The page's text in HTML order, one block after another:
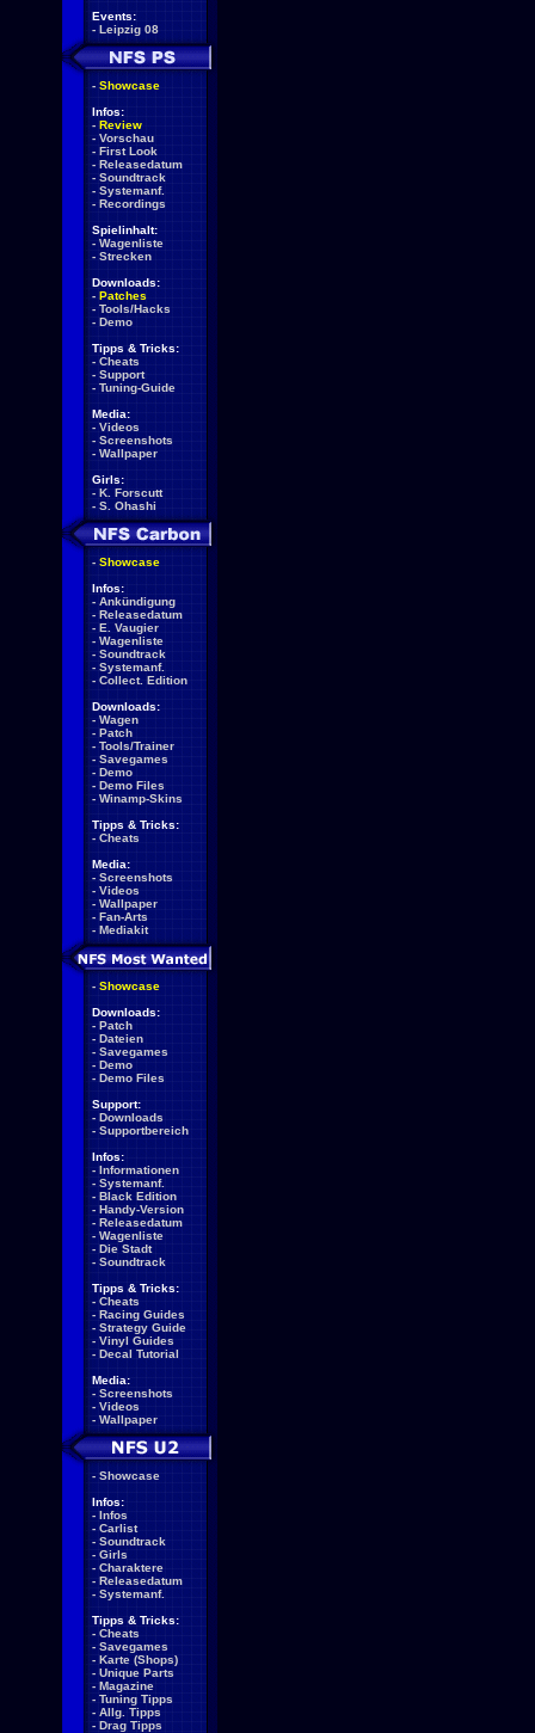
Events:
- Leipzig 08
- Showcase
Infos:
- Review
- Vorschau
- First Look
- Releasedatum
- Soundtrack
- Systemanf.
- Recordings
Spielinhalt:
- Wagenliste
- Strecken
Downloads:
- Patches
- Tools/Hacks
- Demo
Tipps & Tricks:
- Cheats
- Support
- Tuning-Guide
Media:
- Videos
- Screenshots
- Wallpaper
Girls:
- K. Forscutt
- S. Ohashi
- Showcase
Infos:
- Ankündigung
- Releasedatum
- E. Vaugier
- Wagenliste
- Soundtrack
- Systemanf.
- Collect. Edition
Downloads:
- Wagen
- Patch
- Tools/Trainer
- Savegames
- Demo
- Demo Files
- Winamp-Skins
Tipps & Tricks:
- Cheats
Media:
- Screenshots
- Videos
- Wallpaper
- Fan-Arts
- Mediakit
- Showcase
Downloads:
- Patch
- Dateien
- Savegames
- Demo
- Demo Files
Support:
- Downloads
- Supportbereich
Infos:
- Informationen
- Systemanf.
- Black Edition
- Handy-Version
- Releasedatum
- Wagenliste
- Die Stadt
- Soundtrack
Tipps & Tricks:
- Cheats
- Racing Guides
- Strategy Guide
- Vinyl Guides
- Decal Tutorial
Media:
- Screenshots
- Videos
- Wallpaper
- Showcase
Infos:
- Infos
- Carlist
- Soundtrack
- Girls
- Charaktere
- Releasedatum
- Systemanf.
Tipps & Tricks:
- Cheats
- Savegames
- Karte (Shops)
- Unique Parts
- Magazine
- Tuning Tipps
- Allg. Tipps
- Drag Tipps